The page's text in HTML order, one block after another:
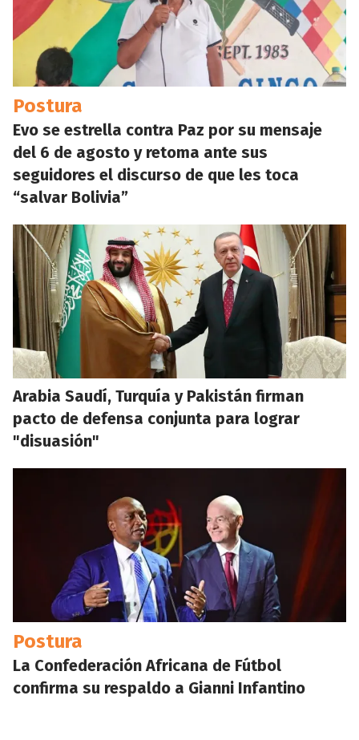
Postura
Evo se estrella contra Paz por su mensaje
del 6 de agosto y retoma ante sus
seguidores el discurso de que les toca
“salvar Bolivia”
Arabia Saudí, Turquía y Pakistán firman
pacto de defensa conjunta para lograr
"disuasión"
Postura
La Confederación Africana de Fútbol
confirma su respaldo a Gianni Infantino